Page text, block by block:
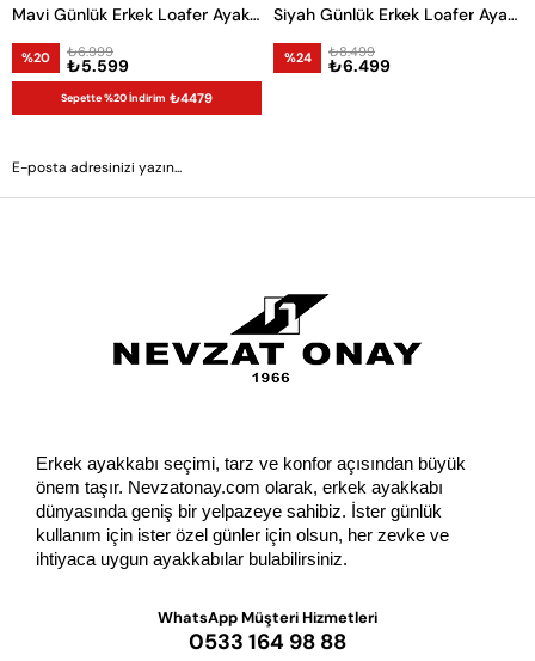
Mavi Günlük Erkek Loafer Ayakkabı
%20 ₺5.599
₺6.999
Sepette %20 İndirim ₺4479
Siyah Günlük Erkek Loafer Ayakkabı
%24 ₺6.499
₺8.499
Erkek ayakkabı seçimi, tarz ve konfor açısından büyük
önem taşır. Nevzatonay.com olarak, erkek ayakkabı
dünyasında geniş bir yelpazeye sahibiz. İster günlük
kullanım için ister özel günler için olsun, her zevke ve
ihtiyaca uygun ayakkabılar bulabilirsiniz.
WhatsApp Müşteri Hizmetleri
0533 164 98 88